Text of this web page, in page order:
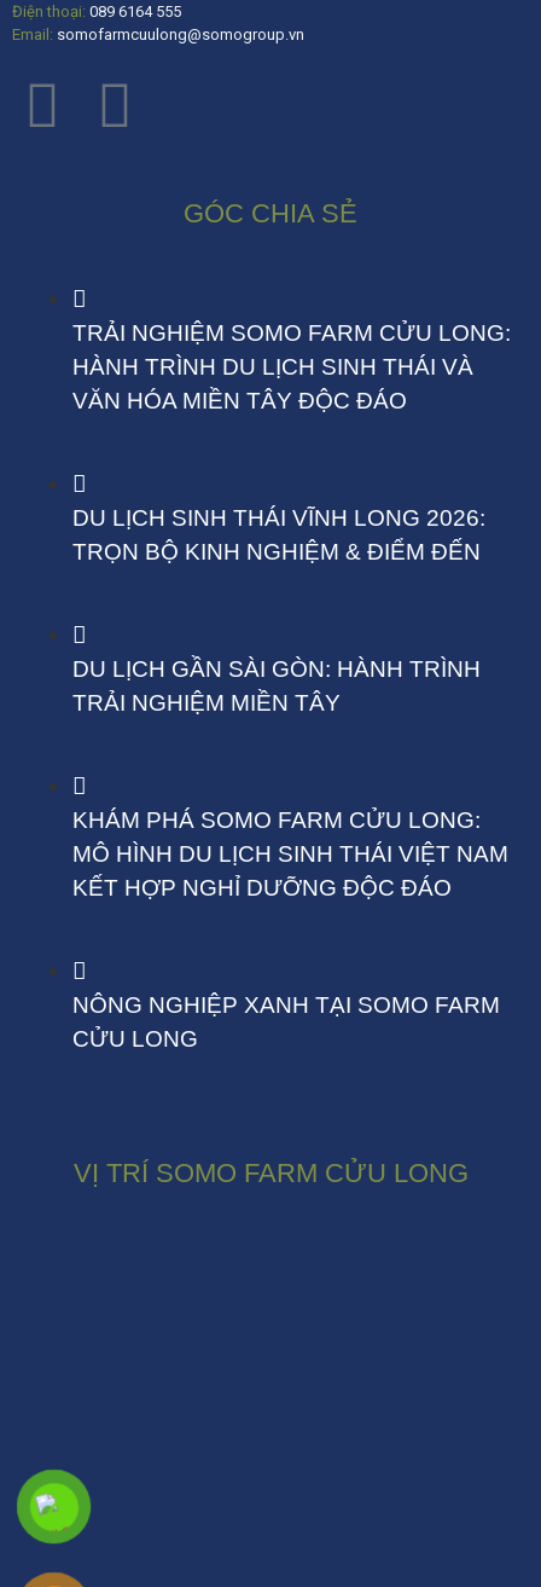
Điện thoại: 089 6164 555
Email: somofarmcuulong@somogroup.vn
GÓC CHIA SẺ
TRẢI NGHIỆM SOMO FARM CỬU LONG:
HÀNH TRÌNH DU LỊCH SINH THÁI VÀ
VĂN HÓA MIỀN TÂY ĐỘC ĐÁO
DU LỊCH SINH THÁI VĨNH LONG 2026:
TRỌN BỘ KINH NGHIỆM & ĐIỂM ĐẾN
DU LỊCH GẦN SÀI GÒN: HÀNH TRÌNH
TRẢI NGHIỆM MIỀN TÂY
KHÁM PHÁ SOMO FARM CỬU LONG:
MÔ HÌNH DU LỊCH SINH THÁI VIỆT NAM
KẾT HỢP NGHỈ DƯỠNG ĐỘC ĐÁO
NÔNG NGHIỆP XANH TẠI SOMO FARM
CỬU LONG
VỊ TRÍ SOMO FARM CỬU LONG